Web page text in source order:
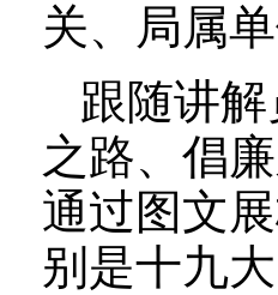
关、局属
跟随讲
之路、倡
通过图文
别是十九